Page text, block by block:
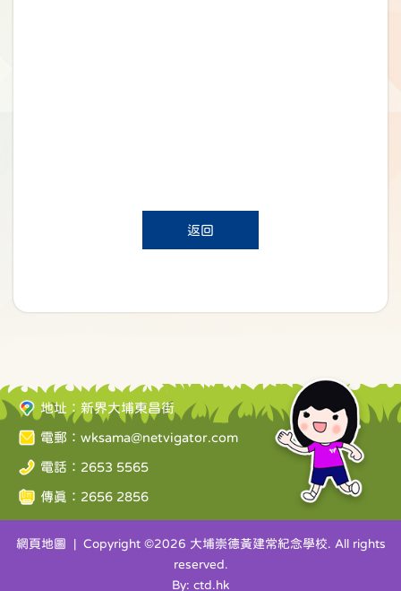
返回
地址：新界大埔東昌街
電郵： wksama@netvigator.com
電話：2653 5565
傳真：2656 2856
網頁地圖 | Copyright ©2026 大埔崇德黃建常紀念學校. All rights
reserved.
By: ctd.hk